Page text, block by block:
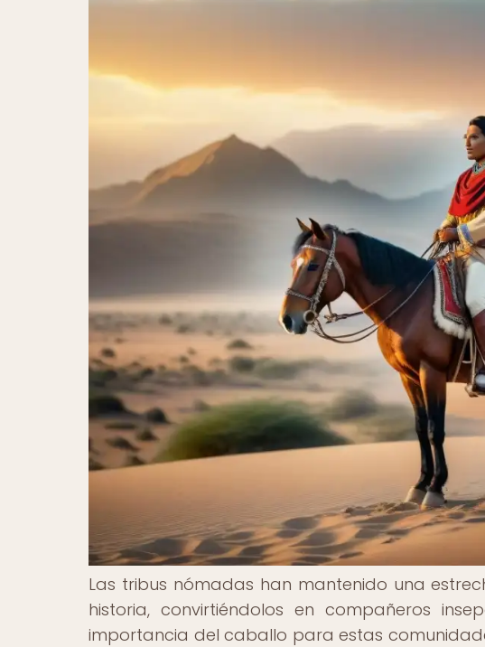
Las tribus nómadas han mantenido una
historia, convirtiéndolos en compañeros
importancia del caballo para estas